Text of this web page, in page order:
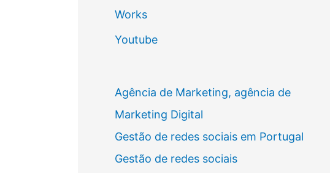
Works
Youtube
Agência de Marketing, agência de
Marketing Digital
Gestão de redes sociais em Portugal
Gestão de redes sociais